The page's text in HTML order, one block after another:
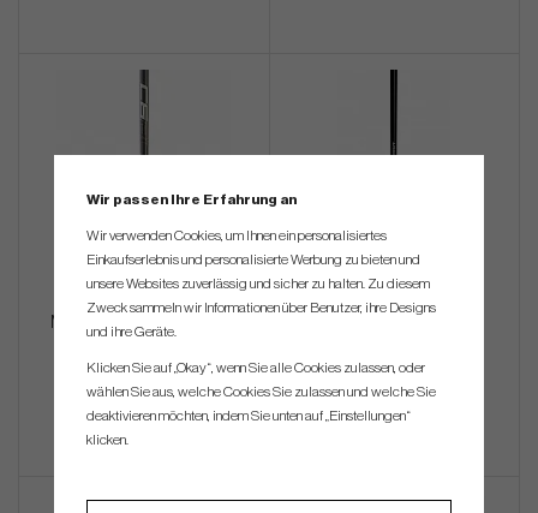
Mitsubishi C6 Black Hybrid
€76 €126
Wir passen Ihre Erfahrung an
Wir verwenden Cookies, um Ihnen ein personalisiertes
Einkaufserlebnis und personalisierte Werbung zu bieten und
unsere Websites zuverlässig und sicher zu halten. Zu diesem
Zweck sammeln wir Informationen über Benutzer, ihre Designs
und ihre Geräte.
Klicken Sie auf „Okay“, wenn Sie alle Cookies zulassen, oder
wählen Sie aus, welche Cookies Sie zulassen und welche Sie
deaktivieren möchten, indem Sie unten auf „Einstellungen“
klicken.